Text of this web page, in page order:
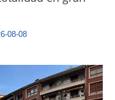
08-08